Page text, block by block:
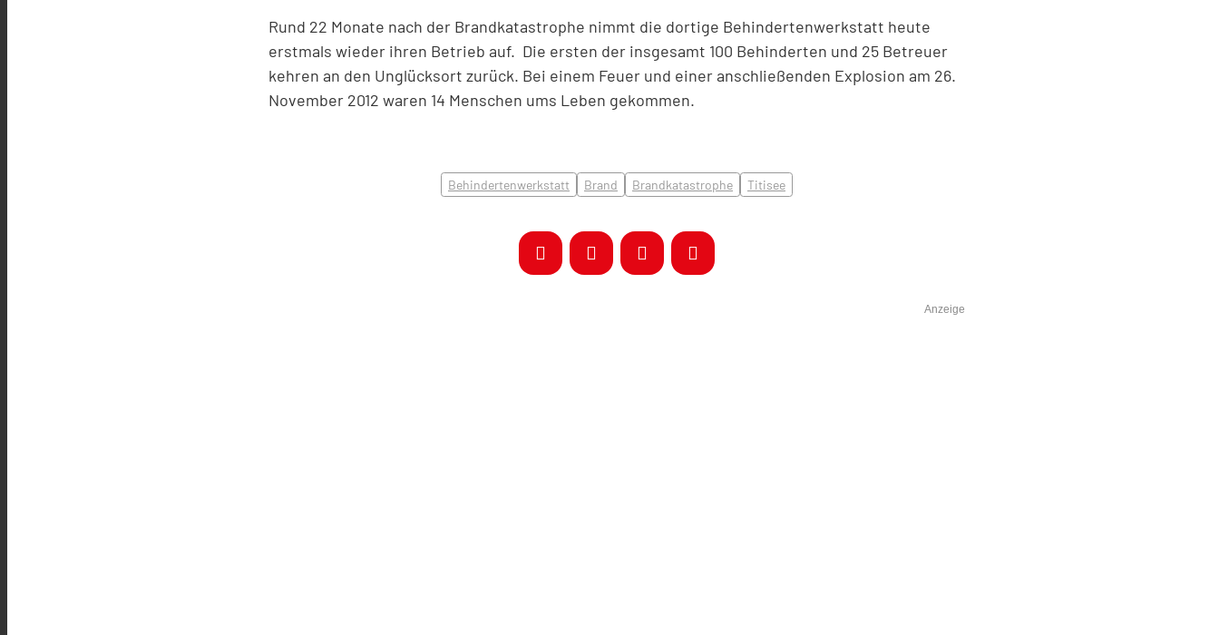
Rund 22 Monate nach der Brandkatastrophe nimmt die dortige Behindertenwerkstatt heute
erstmals wieder ihren Betrieb auf. Die ersten der insgesamt 100 Behinderten und 25 Betreuer
kehren an den Unglücksort zurück. Bei einem Feuer und einer anschließenden Explosion am 26.
November 2012 waren 14 Menschen ums Leben gekommen.
Behindertenwerkstatt Brand Brandkatastrophe Titisee
Anzeige